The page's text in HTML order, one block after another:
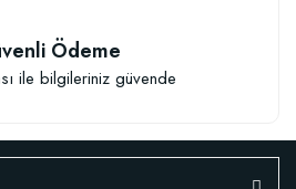
Ödeme
ile bilgileriniz güvende